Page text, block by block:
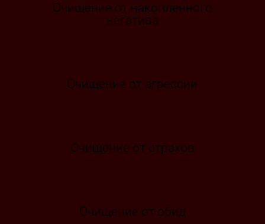
Очищение от накопленного
негатива
Очищение от агрессии
Очищение от страхов
Очищение от обид